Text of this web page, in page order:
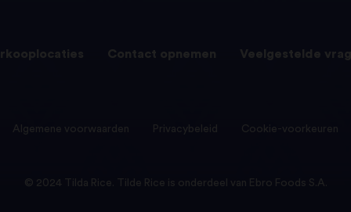
Contact opnemen Veelgestelde
Algemene voorwaarden Privacybeleid Cookie-voorkeuren
© 2024 Tilda Rice. Tilde Rice is onderdeel van Ebro Foods S.A.